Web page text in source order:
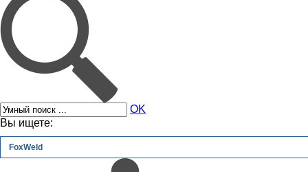
OK
Вы ищете:
FoxWeld